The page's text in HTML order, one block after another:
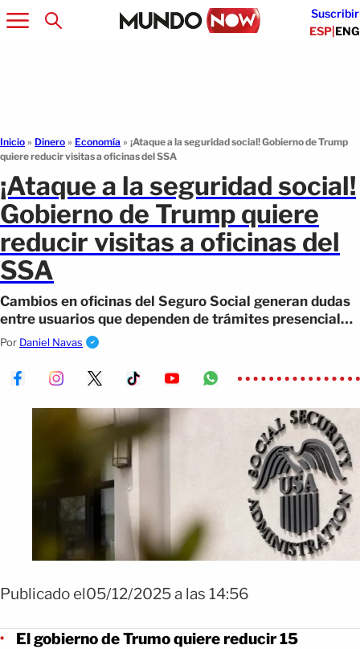
Suscribir
ESP|ENG
Inicio » Dinero » Economía » ¡Ataque a la seguridad social! Gobierno de Trump
quiere reducir visitas a oficinas del SSA
¡Ataque a la seguridad social!
Gobierno de Trump quiere
reducir visitas a oficinas del
SSA
Cambios en oficinas del Seguro Social generan dudas
entre usuarios que dependen de trámites presenciales
para acceder a beneficios.
Por Daniel Navas
Publicado el05/12/2025 a las 14:56
El gobierno de Trumo quiere reducir 15